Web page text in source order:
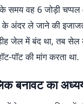
के समय वह 6 जोड़ी
अंदर ले जाने की
जेल में बंद था, तब
पॉट की मांग करता था.
बनावट का